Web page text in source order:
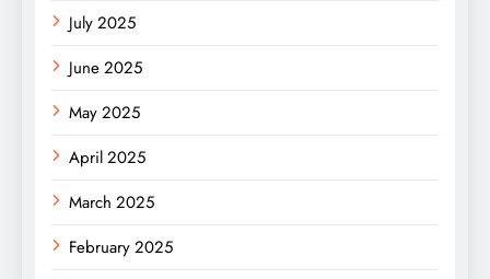
July 2025
June 2025
May 2025
April 2025
March 2025
February 2025